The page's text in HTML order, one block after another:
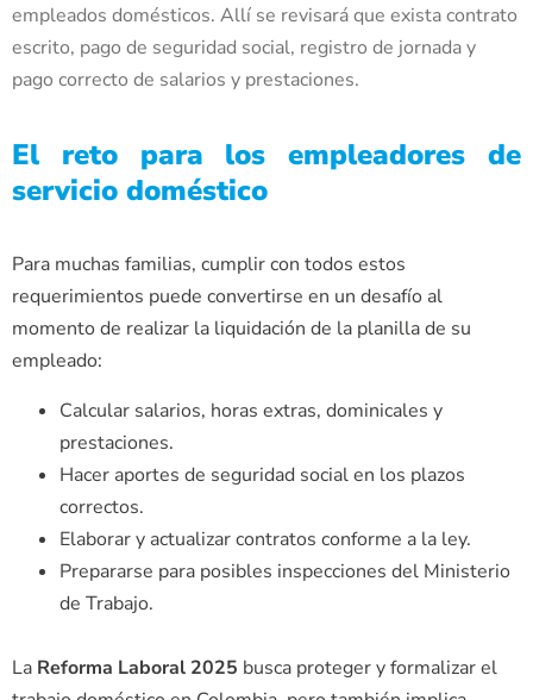
empleados domésticos. Allí se revisará que exista contrato
escrito, pago de seguridad social, registro de jornada y
pago correcto de salarios y prestaciones.
El reto para los empleadores de
servicio doméstico
Para muchas familias, cumplir con todos estos
requerimientos puede convertirse en un desafío al
momento de realizar la liquidación de la planilla de su
empleado:
Calcular salarios, horas extras, dominicales y
prestaciones.
Hacer aportes de seguridad social en los plazos
correctos.
Elaborar y actualizar contratos conforme a la ley.
Prepararse para posibles inspecciones del Ministerio
de Trabajo.
La Reforma Laboral 2025 busca proteger y formalizar el